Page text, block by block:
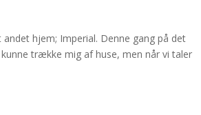
hjem; Imperial. Denne gang på det
trække mig af huse, men når vi taler